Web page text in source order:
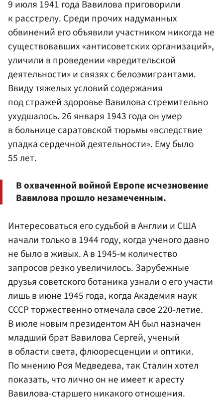
9 июля 1941 года Вавилова приговорили
к расстрелу. Среди прочих надуманных
обвинений его объявили участником никогда не
существовавших «антисоветских организаций»,
уличили в проведении «вредительской
деятельности» и связях с белоэмигрантами.
Ввиду тяжелых условий содержания
под стражей здоровье Вавилова стремительно
ухудшалось. 26 января 1943 года он умер
в больнице саратовской тюрьмы «вследствие
упадка сердечной деятельности». Ему было
55 лет.
В охваченной войной Европе исчезновение
Вавилова прошло незамеченным.
Интересоваться его судьбой в Англии и США
начали только в 1944 году, когда ученого давно
не было в живых. А в 1945-м количество
запросов резко увеличилось. Зарубежные
друзья советского ботаника узнали о его участи
лишь в июне 1945 года, когда Академия наук
СССР торжественно отмечала свое 220-летие.
В июле новым президентом АН был назначен
младший брат Вавилова Сергей, ученый
в области света, флюоресценции и оптики.
По мнению Роя Медведева, так Сталин хотел
показать, что лично он не имеет к аресту
Вавилова-старшего никакого отношения.